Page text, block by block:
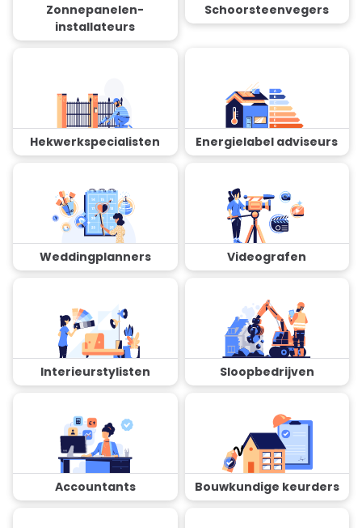
Zonnepanelen-
installateurs
Schoorsteenvegers
Hekwerkspecialisten Energielabel adviseurs
Weddingplanners Videografen
Interieurstylisten Sloopbedrijven
Accountants Bouwkundige keurders